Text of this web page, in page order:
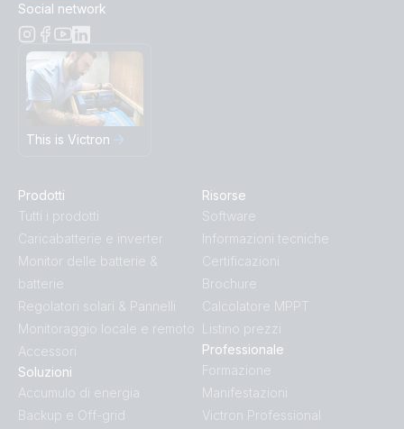
Social network
This is Victron
Prodotti
Tutti i prodotti
Caricabatterie e inverter
Monitor delle batterie &
batterie
Regolatori solari & Pannelli
Monitoraggio locale e remoto
Accessori
Soluzioni
Accumulo di energia
Backup e Off-grid
Risorse
Software
Informazioni tecniche
Certificazioni
Brochure
Calcolatore MPPT
Listino prezzi
Professionale
Formazione
Manifestazioni
Victron Professional